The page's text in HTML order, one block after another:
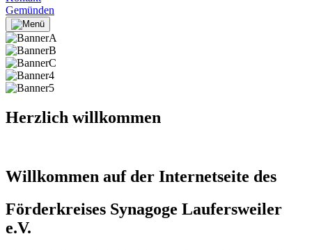
Gemünden
Herzlich willkommen
Willkommen auf der Internetseite des
Förderkreises Synagoge Laufersweiler
e.V.